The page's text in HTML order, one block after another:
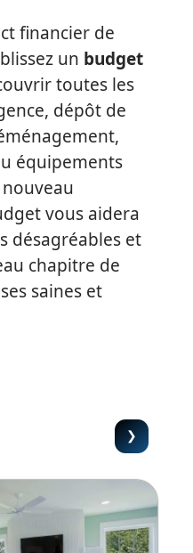
financier de
un budget
toutes les
dépôt de
équipements
vous aidera
désagréables et
chapitre de
saines et